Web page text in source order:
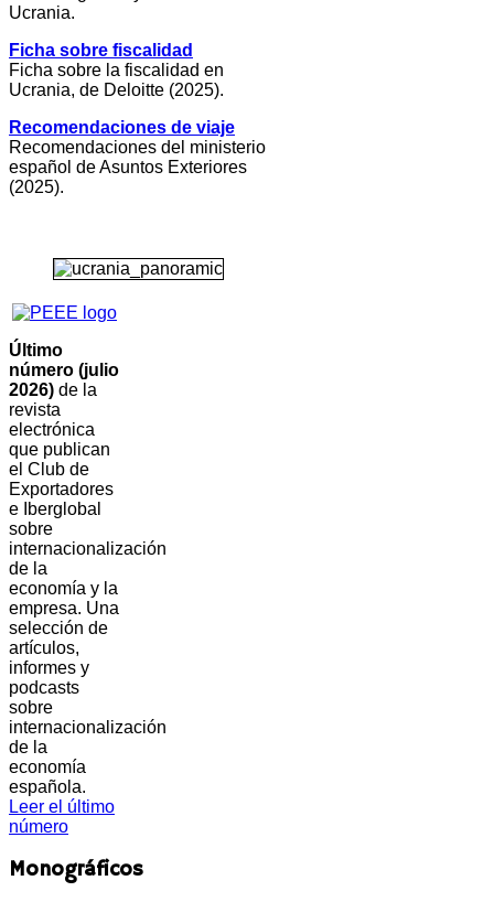
Ucrania.
Ficha sobre fiscalidad
Ficha sobre la fiscalidad en
Ucrania, de Deloitte (2025).
Recomendaciones de viaje
Recomendaciones del ministerio
español de Asuntos Exteriores
(2025).
Último
número (julio
2026) de la
revista
electrónica
que publican
el Club de
Exportadores
e Iberglobal
sobre
internacionalización
de la
economía y la
empresa. Una
selección de
artículos,
informes y
podcasts
sobre
internacionalización
de la
economía
española.
Leer el último
número
Monográficos